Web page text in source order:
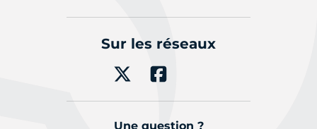
Sur les réseaux
Une question ?